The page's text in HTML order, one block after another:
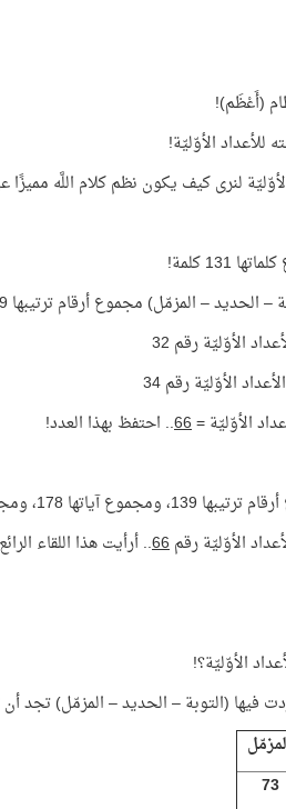
(أَعْظَم)!
الأوّليّة!
لنرى كيف يكون نظم كلام اللَّه مميزًا
كلمة!
– المزمّل) مجموع أرقام ترتيبها 139
الأوّليّة =66.. احتفظ بهذا العدد!
ومجموع العددين = 317
66.. أرأيت هذا اللقاء
فيها (التوبة – الحديد – المزمّل) تجد أن
73